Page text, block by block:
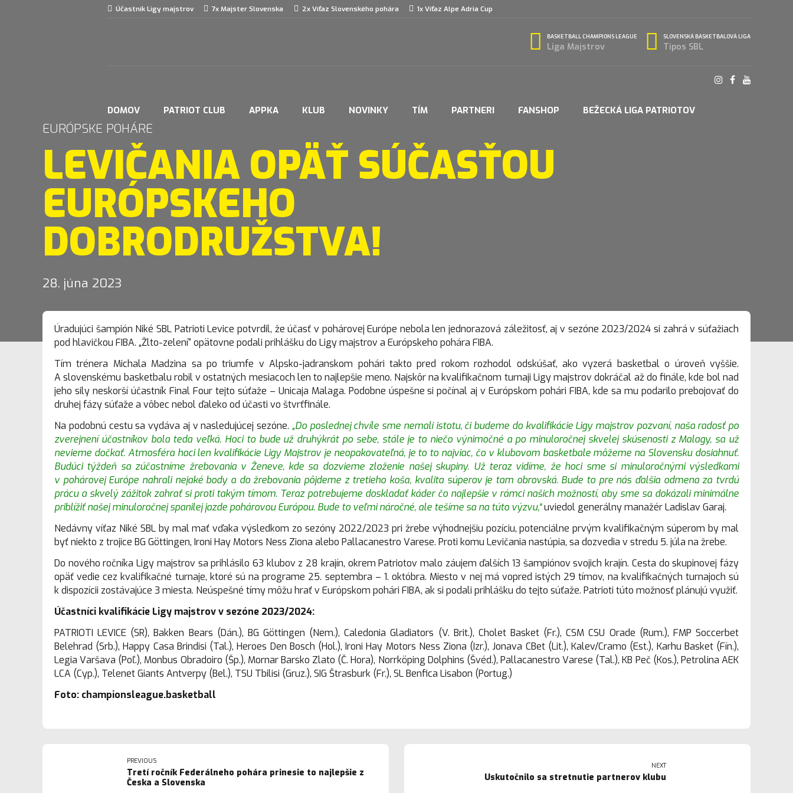
Účastník Ligy majstrov 7x Majster Slovenska 2x Víťaz Slovenského pohára 1x Víťaz Alpe Adria Cup
SLOVENSKÁ BASKETBALOVÁ LIGA
Tipos SBL
BASKETBALL CHAMPIONS LEAGUE
Liga Majstrov
DOMOV PATRIOT CLUB APPKA KLUB NOVINKY TÍM PARTNERI FANSHOP BEŽECKÁ LIGA PATRIOTOV
EURÓPSKE POHÁRE
LEVIČANIA OPÄŤ SÚČASŤOU
EURÓPSKEHO
DOBRODRUŽSTVA!
28. júna 2023
Úradujúci šampión Niké SBL Patrioti Levice potvrdil, že účasť v pohárovej Európe nebola len jednorazová záležitosť, aj v sezóne 2023/2024 si zahrá v súťažiach
pod hlavičkou FIBA. „Žlto-zelení“ opätovne podali prihlášku do Ligy majstrov a Európskeho pohára FIBA.
Tím trénera Michala Madzina sa po triumfe v Alpsko-jadranskom pohári takto pred rokom rozhodol odskúšať, ako vyzerá basketbal o úroveň vyššie.
A slovenskému basketbalu robil v ostatných mesiacoch len to najlepšie meno. Najskôr na kvalifikačnom turnaji Ligy majstrov dokráčal až do finále, kde bol nad
jeho sily neskorší účastník Final Four tejto súťaže – Unicaja Malaga. Podobne úspešne si počínal aj v Európskom pohári FIBA, kde sa mu podarilo prebojovať do
druhej fázy súťaže a vôbec nebol ďaleko od účasti vo štvrťfinále.
Na podobnú cestu sa vydáva aj v nasledujúcej sezóne. „Do poslednej chvíle sme nemali istotu, či budeme do kvalifikácie Ligy majstrov pozvaní, naša radosť po
zverejnení účastníkov bola teda veľká. Hoci to bude už druhýkrát po sebe, stále je to niečo výnimočné a po minuloročnej skvelej skúsenosti z Malagy, sa už
nevieme dočkať. Atmosféra hoci len kvalifikácie Ligy Majstrov je neopakovateľná, je to to najviac, čo v klubovom basketbale môžeme na Slovensku dosiahnuť.
Budúci týždeň sa zúčastníme žrebovania v Ženeve, kde sa dozvieme zloženie našej skupiny. Už teraz vidíme, že hoci sme si minuloročnými výsledkami
v pohárovej Európe nahrali nejaké body a do žrebovania pôjdeme z tretieho koša, kvalita súperov je tam obrovská. Bude to pre nás ďalšia odmena za tvrdú
prácu a skvelý zážitok zahrať si proti takým tímom. Teraz potrebujeme doskladať káder čo najlepšie v rámci našich možností, aby sme sa dokázali minimálne
priblížiť našej minuloročnej spanilej jazde pohárovou Európou. Bude to veľmi náročné, ale tešíme sa na túto výzvu,“uviedol generálny manažér Ladislav Garaj.
Nedávny víťaz Niké SBL by mal mať vďaka výsledkom zo sezóny 2022/2023 pri žrebe výhodnejšiu pozíciu, potenciálne prvým kvalifikačným súperom by mal
byť niekto z trojice BG Göttingen, Ironi Hay Motors Ness Ziona alebo Pallacanestro Varese. Proti komu Levičania nastúpia, sa dozvedia v stredu 5. júla na žrebe.
Do nového ročníka Ligy majstrov sa prihlásilo 63 klubov z 28 krajín, okrem Patriotov malo záujem ďalších 13 šampiónov svojich krajín. Cesta do skupinovej fázy
opäť vedie cez kvalifikačné turnaje, ktoré sú na programe 25. septembra – 1. októbra. Miesto v nej má vopred istých 29 tímov, na kvalifikačných turnajoch sú
k dispozícii zostávajúce 3 miesta. Neúspešné tímy môžu hrať v Európskom pohári FIBA, ak si podali prihlášku do tejto súťaže. Patrioti túto možnosť plánujú využiť.
Účastníci kvalifikácie Ligy majstrov v sezóne 2023/2024:
PATRIOTI LEVICE (SR), Bakken Bears (Dán.), BG Göttingen (Nem.), Caledonia Gladiators (V. Brit.), Cholet Basket (Fr.), CSM CSU Orade (Rum.), FMP Soccerbet
Belehrad (Srb.), Happy Casa Brindisi (Tal.), Heroes Den Bosch (Hol.), Ironi Hay Motors Ness Ziona (Izr.), Jonava CBet (Lit.), Kalev/Cramo (Est.), Karhu Basket (Fín.),
Legia Varšava (Poľ.), Monbus Obradoiro (Šp.), Mornar Barsko Zlato (Č. Hora), Norrköping Dolphins (Švéd.), Pallacanestro Varese (Tal.), KB Peč (Kos.), Petrolina AEK
LCA (Cyp.), Telenet Giants Antverpy (Bel.), TSU Tbilisi (Gruz.), SIG Štrasburk (Fr.), SL Benfica Lisabon (Portug.)
Foto: championsleague.basketball
PREVIOUS
Tretí ročník Federálneho pohára prinesie to najlepšie z
Česka a Slovenska
NEXT
Uskutočnilo sa stretnutie partnerov klubu